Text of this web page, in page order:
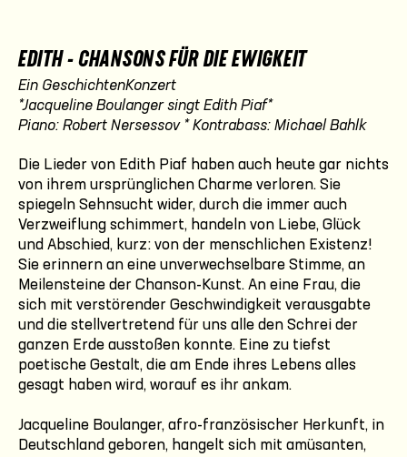
EDITH - CHANSONS FÜR DIE EWIGKEIT
Ein GeschichtenKonzert
*Jacqueline Boulanger singt Edith Piaf*
Piano: Robert Nersessov * Kontrabass: Michael Bahlk
Die Lieder von Edith Piaf haben auch heute gar nichts
von ihrem ursprünglichen Charme verloren. Sie
spiegeln Sehnsucht wider, durch die immer auch
Verzweiflung schimmert, handeln von Liebe, Glück
und Abschied, kurz: von der menschlichen Existenz!
Sie erinnern an eine unverwechselbare Stimme, an
Meilensteine der Chanson-Kunst. An eine Frau, die
sich mit verstörender Geschwindigkeit verausgabte
und die stellvertretend für uns alle den Schrei der
ganzen Erde ausstoßen konnte. Eine zu tiefst
poetische Gestalt, die am Ende ihres Lebens alles
gesagt haben wird, worauf es ihr ankam.
Jacqueline Boulanger, afro-französischer Herkunft, in
Deutschland geboren, hangelt sich mit amüsanten,